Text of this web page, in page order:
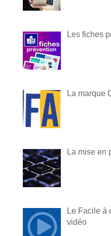
Les fiches
La marque
La mise en
Le Facile à
vidéo